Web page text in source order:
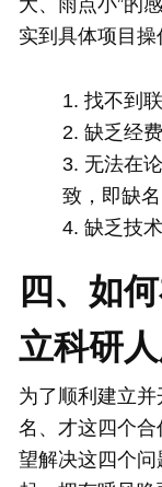
实到具体项目操
找不到
缺乏经
无法在
致，即缺名
缺乏技
四、如
立科研
为了顺利建立并
名、才这四个
望解决这四个